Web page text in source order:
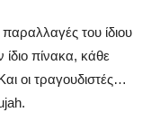
του ίδιου
ίδιο πίνακα, κάθε
οι τραγουδιστές…